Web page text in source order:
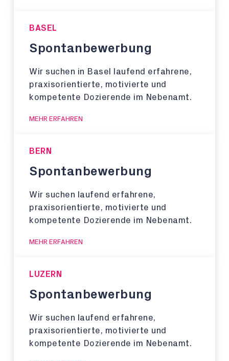
BASEL
Spontanbewerbung
Wir suchen in Basel laufend erfahrene,
praxisorientierte, motivierte und
kompetente Dozierende im Nebenamt.
MEHR ERFAHREN
BERN
Spontanbewerbung
Wir suchen laufend erfahrene,
praxisorientierte, motivierte und
kompetente Dozierende im Nebenamt.
MEHR ERFAHREN
LUZERN
Spontanbewerbung
Wir suchen laufend erfahrene,
praxisorientierte, motivierte und
kompetente Dozierende im Nebenamt.